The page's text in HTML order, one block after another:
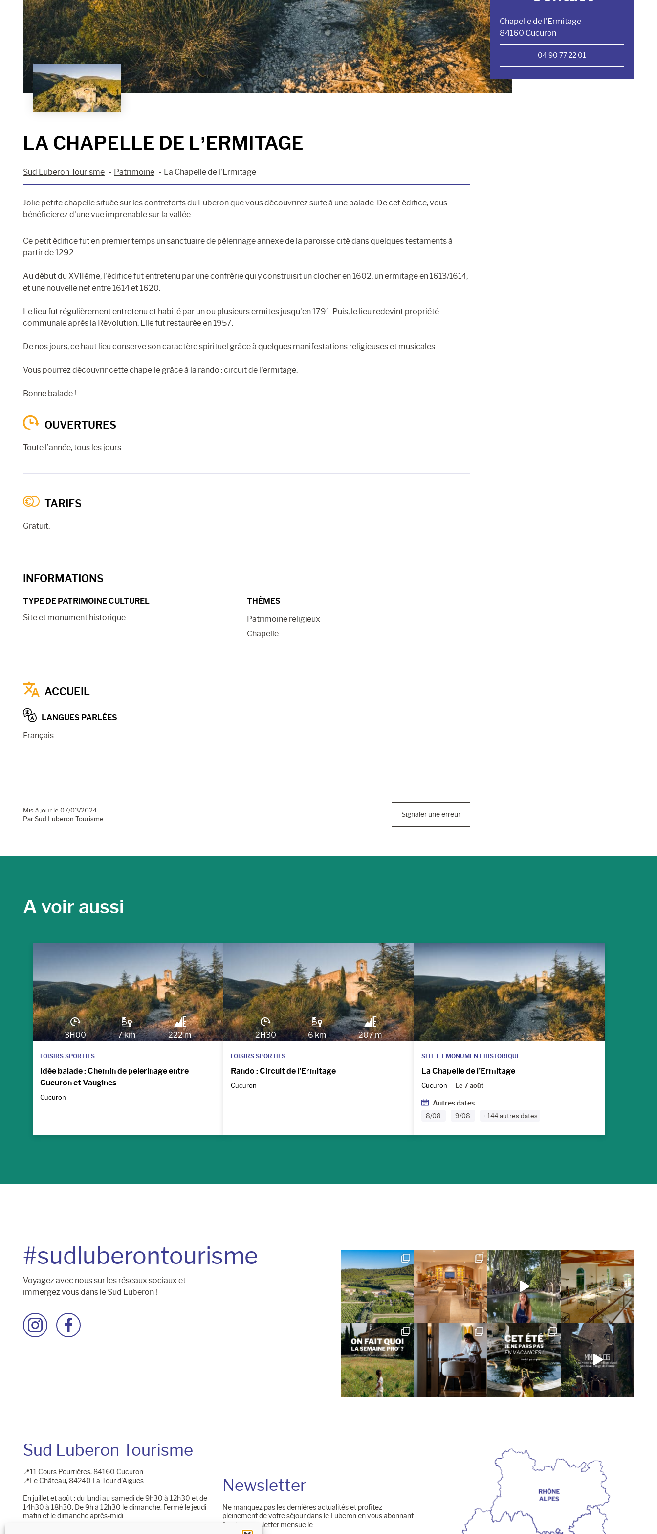
LA CHAPELLE DE L’ERMITAGE
Sud Luberon Tourisme Patrimoine La Chapelle de l’Ermitage
Jolie petite chapelle située sur les contreforts du Luberon que vous découvrirez suite à une balade. De cet édifice, vous
bénéficierez d’une vue imprenable sur la vallée.
Ce petit édifice fut en premier temps un sanctuaire de pèlerinage annexe de la paroisse cité dans quelques testaments à
partir de 1292.
Au début du XVIIème, l’édifice fut entretenu par une confrérie qui y construisit un clocher en 1602, un ermitage en 1613/1614,
et une nouvelle nef entre 1614 et 1620.
Le lieu fut régulièrement entretenu et habité par un ou plusieurs ermites jusqu’en 1791. Puis, le lieu redevint propriété
communale après la Révolution. Elle fut restaurée en 1957.
De nos jours, ce haut lieu conserve son caractère spirituel grâce à quelques manifestations religieuses et musicales.
Vous pourrez découvrir cette chapelle grâce à la rando : circuit de l’ermitage.
Bonne balade !
OUVERTURES
Toute l’année, tous les jours.
TARIFS
Gratuit.
INFORMATIONS
TYPE DE PATRIMOINE CULTUREL
Site et monument historique
THÈMES
Patrimoine religieux
Chapelle
ACCUEIL
LANGUES PARLÉES
Français
Chapelle de l'Ermitage
84160 Cucuron
04 90 77 22 01
Mis à jour le 07/03/2024
Par Sud Luberon Tourisme
Signaler une erreur
A voir aussi
3H00 7 km 222 m
LOISIRS SPORTIFS
Idée balade : Chemin de pelerinage entre
Cucuron et Vaugines
Cucuron
2H30 6 km 207 m
LOISIRS SPORTIFS
Rando : Circuit de l’Ermitage
Cucuron
SITE ET MONUMENT HISTORIQUE
La Chapelle de l’Ermitage
Cucuron Le 7 août
Autres dates
8/08 9/08 + 144 autres dates
#sudluberontourisme
Voyagez avec nous sur les réseaux sociaux et
immergez vous dans le Sud Luberon !
Accéder
à
Accéder
à
Sud Luberon Tourisme
📍11 Cours Pourrières, 84160 Cucuron
📍Le Château, 84240 La Tour d'Aigues
En juillet et août : du lundi au samedi de 9h30 à 12h30 et de
14h30 à 18h30. De 9h à 12h30 le dimanche. Fermé le jeudi
matin et le dimanche après-midi.
Newsletter
Ne manquez pas les dernières actualités et profitez
pleinement de votre séjour dans le Luberon en vous abonnant
à notre newsletter mensuelle.